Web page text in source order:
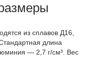
из сплавов Д16,
длина
— 2,7 г/см³. Вес